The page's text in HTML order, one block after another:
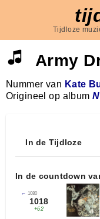
Tijdloze
Army
Nummer van Kate
Origineel op album
In de Tijdloze
In de countdown
← 1080
1018
+62